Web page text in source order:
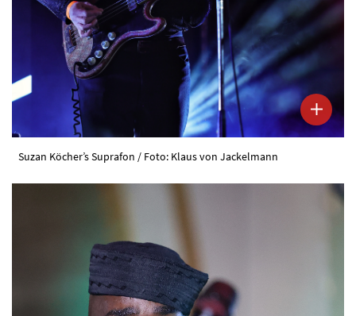
Suzan Köcher’s Suprafon / Foto: Klaus von Jackelmann